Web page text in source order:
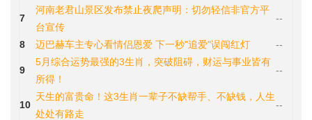
7
河南老君山景区发布禁止夜爬声明：切勿轻信非官方平
台宣传
--
8 迈巴赫车主专心看情侣恩爱 下一秒"追爱"误闯红灯 --
9
5月综合运势最强的3生肖，突破阻碍，财运与事业皆有
所得！
--
10
天生的富贵命！这3生肖一辈子不缺帮手、不缺钱，人生
处处有路走
--